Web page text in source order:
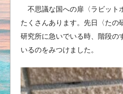
不思議な国への扉〈ラビット
たくさんあります。先日〈たの
研究所に急いでいる時、階段の
いるのをみつけました。